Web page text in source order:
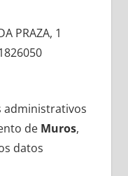
PRAZA, 1
administrativos
dе Muros,
datos